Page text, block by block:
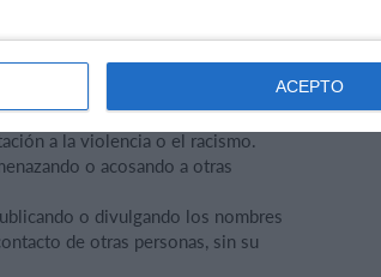
ACEPTO
a través de nuestra
esté vinculado, gestionado por
a la violencia o el racismo.
o acosando a otras
o divulgando los nombres
de otras personas, sin su